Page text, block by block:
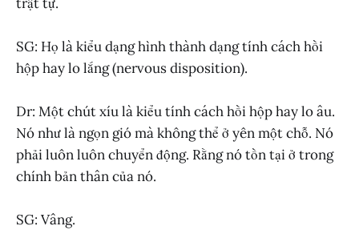
SG: Họ là kiểu dạng hình thành dạng tính cách hồi
hộp hay lo lắng (nervous disposition).
Dr: Một chút xíu là kiểu tính cách hồi hộp hay lo âu.
Nó như là ngọn gió mà không thể ở yên một chỗ. Nó
phải luôn luôn chuyển động. Rằng nó tồn tại ở trong
chính bản thân của nó.
SG: Vâng.